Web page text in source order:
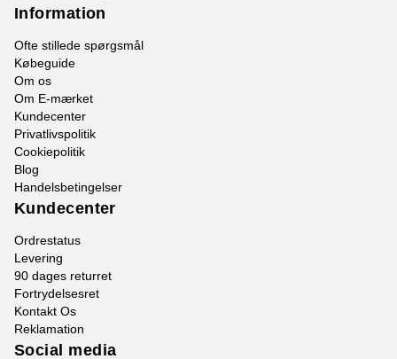
Information
Ofte stillede spørgsmål
Købeguide
Om os
Om E-mærket
Kundecenter
Privatlivspolitik
Cookiepolitik
Blog
Handelsbetingelser
Kundecenter
Ordrestatus
Levering
90 dages returret
Fortrydelsesret
Kontakt Os
Reklamation
Social media